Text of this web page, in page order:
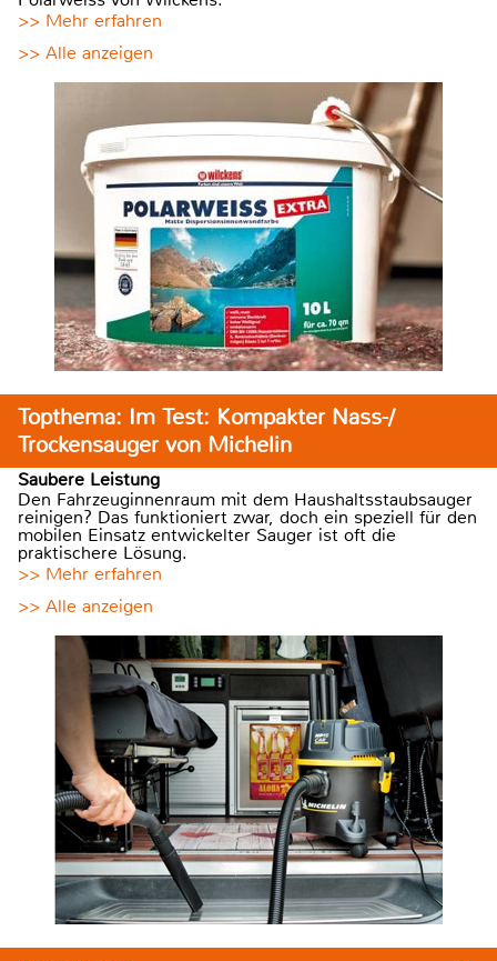
>> Mehr erfahren
>> Alle anzeigen
Topthema: Im Test: Kompakter Nass-/
Trockensauger von Michelin
Saubere Leistung
Den Fahrzeuginnenraum mit dem Haushaltsstaubsauger
reinigen? Das funktioniert zwar, doch ein speziell für den
mobilen Einsatz entwickelter Sauger ist oft die
praktischere Lösung.
>> Mehr erfahren
>> Alle anzeigen